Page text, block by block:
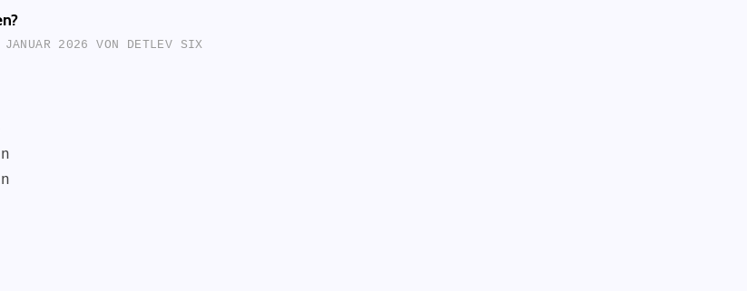
2026 VON DETLEV SIX